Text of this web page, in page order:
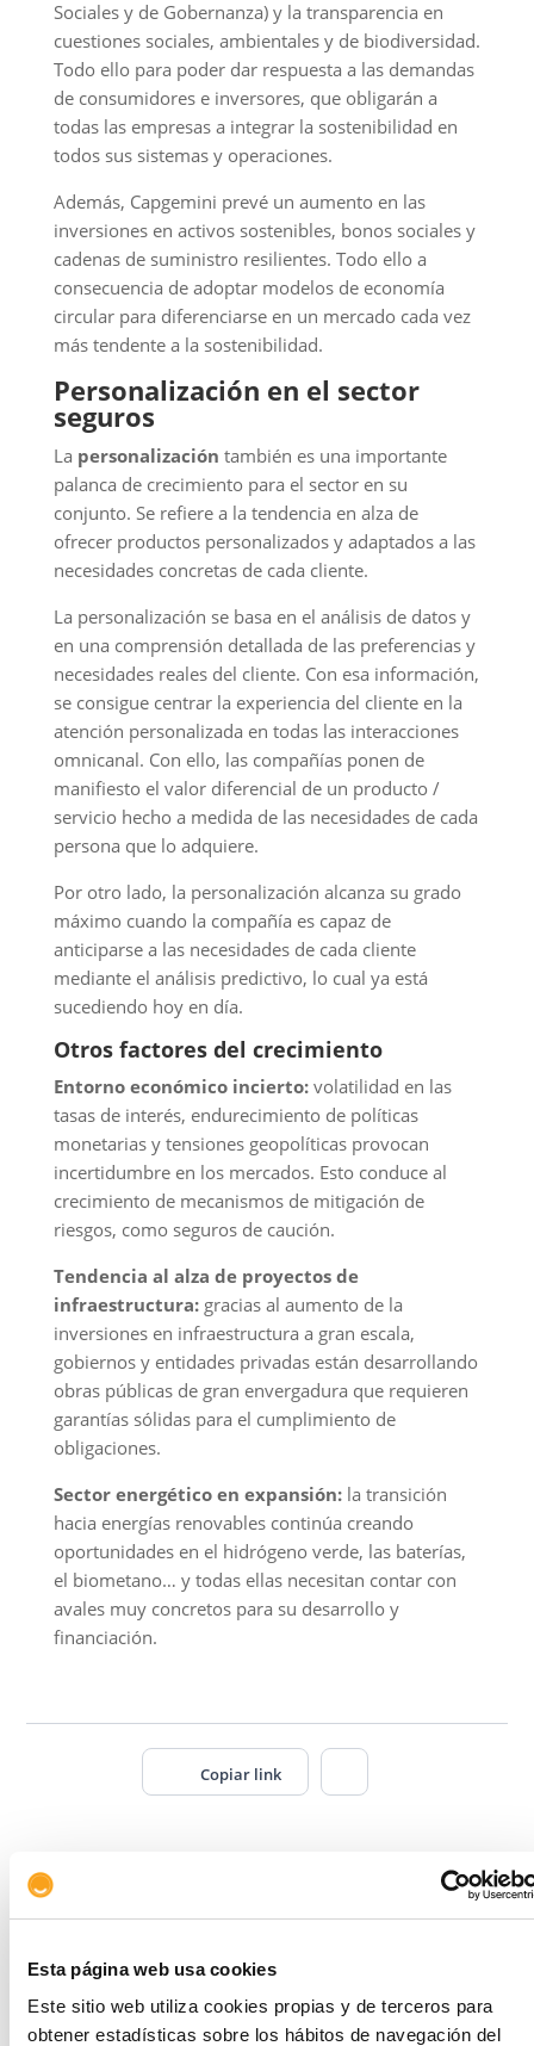
Esta página web usa cookies
Este sitio web utiliza cookies propias y de terceros para
obtener estadísticas sobre los hábitos de navegación del
Sociales y de Gobernanza) y la transparencia en
cuestiones sociales, ambientales y de biodiversidad.
Todo ello para poder dar respuesta a las demandas
de consumidores e inversores, que obligarán a
todas las empresas a integrar la sostenibilidad en
todos sus sistemas y operaciones.
Además, Capgemini prevé un aumento en las
inversiones en activos sostenibles, bonos sociales y
cadenas de suministro resilientes. Todo ello a
consecuencia de adoptar modelos de economía
circular para diferenciarse en un mercado cada vez
más tendente a la sostenibilidad.
Personalización en el sector
seguros
La personalización también es una importante
palanca de crecimiento para el sector en su
conjunto. Se refiere a la tendencia en alza de
ofrecer productos personalizados y adaptados a las
necesidades concretas de cada cliente.
La personalización se basa en el análisis de datos y
en una comprensión detallada de las preferencias y
necesidades reales del cliente. Con esa información,
se consigue centrar la experiencia del cliente en la
atención personalizada en todas las interacciones
omnicanal. Con ello, las compañías ponen de
manifiesto el valor diferencial de un producto /
servicio hecho a medida de las necesidades de cada
persona que lo adquiere.
Por otro lado, la personalización alcanza su grado
máximo cuando la compañía es capaz de
anticiparse a las necesidades de cada cliente
mediante el análisis predictivo, lo cual ya está
sucediendo hoy en día.
Otros factores del crecimiento
Entorno económico incierto: volatilidad en las
tasas de interés, endurecimiento de políticas
monetarias y tensiones geopolíticas provocan
incertidumbre en los mercados. Esto conduce al
crecimiento de mecanismos de mitigación de
riesgos, como seguros de caución.
Tendencia al alza de proyectos de
infraestructura: gracias al aumento de la
inversiones en infraestructura a gran escala,
gobiernos y entidades privadas están desarrollando
obras públicas de gran envergadura que requieren
garantías sólidas para el cumplimiento de
obligaciones.
Sector energético en expansión: la transición
hacia energías renovables continúa creando
oportunidades en el hidrógeno verde, las baterías,
el biometano… y todas ellas necesitan contar con
avales muy concretos para su desarrollo y
financiación.
Copiar link
Artículos relacionados